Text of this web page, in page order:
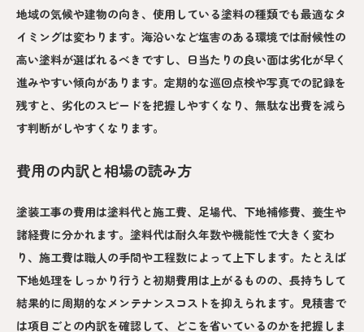
地域の気候や建物の向き、使用している塗料の種類でも最適なタ
イミングは変わります。海沿いなど塩害のある環境では耐候性の
高い塗料が選ばれるべきですし、日当たりの良い面は劣化が早く
進みやすい傾向があります。定期的な巡回点検や写真での記録を
残すと、劣化のスピードを把握しやすくなり、無駄な出費を減ら
す判断がしやすくなります。
費用の内訳と相場の読み方
塗装工事の費用は塗料代と施工費、足場代、下地補修費、養生や
諸経費に分かれます。塗料代は耐久年数や機能性で大きく変わ
り、施工費は職人の手間や工程数によって上下します。たとえば
下地処理をしっかり行うと初期費用は上がるものの、長持ちして
結果的に周期的なメンテナンスコストを抑えられます。見積書で
は項目ごとの内訳を確認して、どこを省いているのかを把握しま